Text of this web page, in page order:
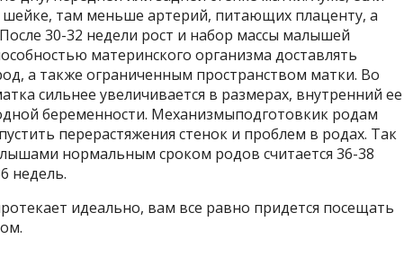
шейке, там меньше артерий, питающих плаценту, а
30-32 недели рост и набор массы малышей
материнского организма доставлять
а также ограниченным пространством матки. Во
сильнее увеличивается в размерах, внутренний ее
беременности. Механизмыподготовкик родам
перерастяжения стенок и проблем в родах. Так
нормальным сроком родов считается 36-38
недель.
идеально, вам все равно придется посещать